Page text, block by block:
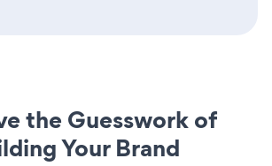
the Guesswork of
Your Brand